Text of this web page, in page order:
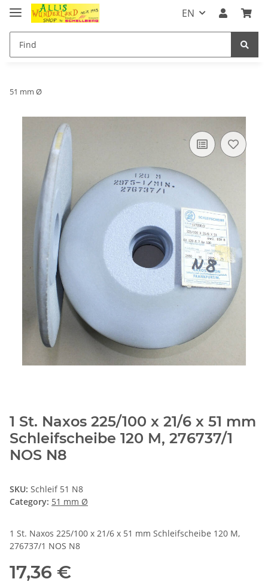
EN
51 mm Ø
1 St. Naxos 225/100 x 21/6 x 51 mm
Schleifscheibe 120 M, 276737/1
NOS N8
SKU: Schleif 51 N8
Category: 51 mm Ø
1 St. Naxos 225/100 x 21/6 x 51 mm Schleifscheibe 120 M,
276737/1 NOS N8
17,36 €